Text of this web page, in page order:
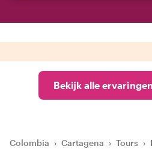
Bekijk alle
Colombia › Cartagena › Tours ›